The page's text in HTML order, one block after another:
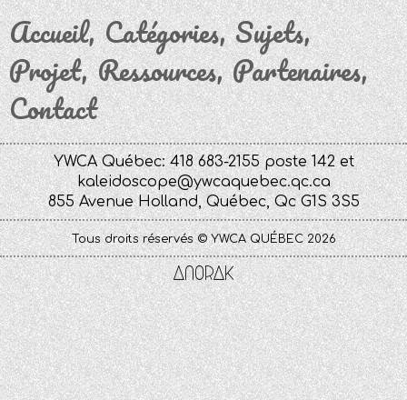
Accueil Catégories Sujets
Projet Ressources Partenaires
Contact
YWCA Québec: 418 683-2155 poste 142 et
kaleidoscope@ywcaquebec.qc.ca
855 Avenue Holland, Québec, Qc G1S 3S5
Tous droits réservés © YWCA QUÉBEC 2026
Anorak
Studio